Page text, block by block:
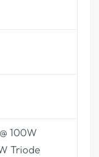
100W
Triode